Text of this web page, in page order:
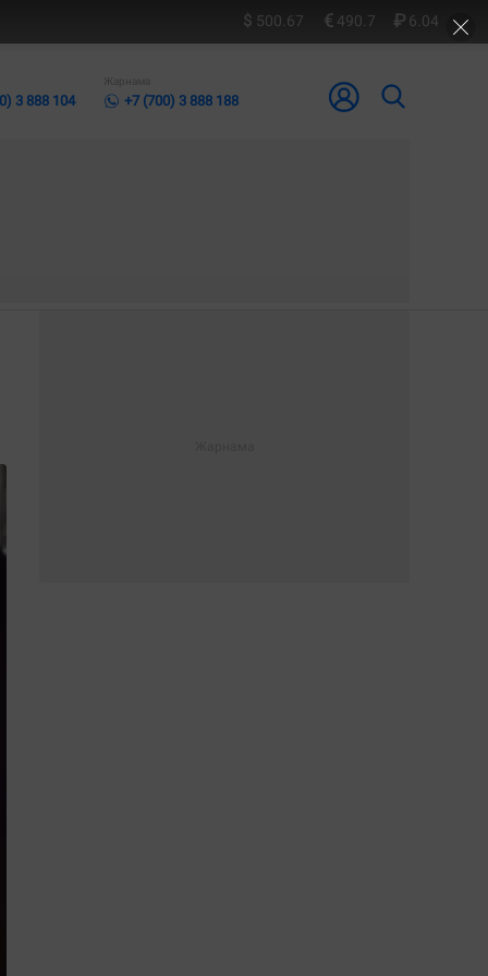
500.67 490.7 6.04
3 888 104
Жарнама
+7 (700) 3 888 188